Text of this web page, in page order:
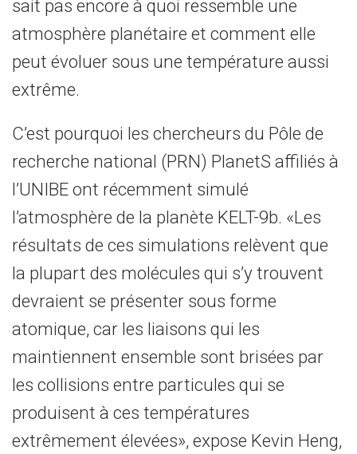
sait pas encore à quoi ressemble une
atmosphère planétaire et comment elle
peut évoluer sous une température aussi
extrême.
C’est pourquoi les chercheurs du Pôle de
recherche national (PRN) PlanetS affiliés à
l’UNIBE ont récemment simulé
l’atmosphère de la planète KELT-9b. «Les
résultats de ces simulations relèvent que
la plupart des molécules qui s’y trouvent
devraient se présenter sous forme
atomique, car les liaisons qui les
maintiennent ensemble sont brisées par
les collisions entre particules qui se
produisent à ces températures
extrêmement élevées», expose Kevin Heng,